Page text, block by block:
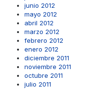
junio 2012
mayo 2012
abril 2012
marzo 2012
febrero 2012
enero 2012
diciembre 2011
noviembre 2011
octubre 2011
julio 2011